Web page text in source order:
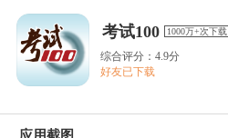
考试100 1000万+次下载
综合评分：4.9分
好友已下载
应用截图